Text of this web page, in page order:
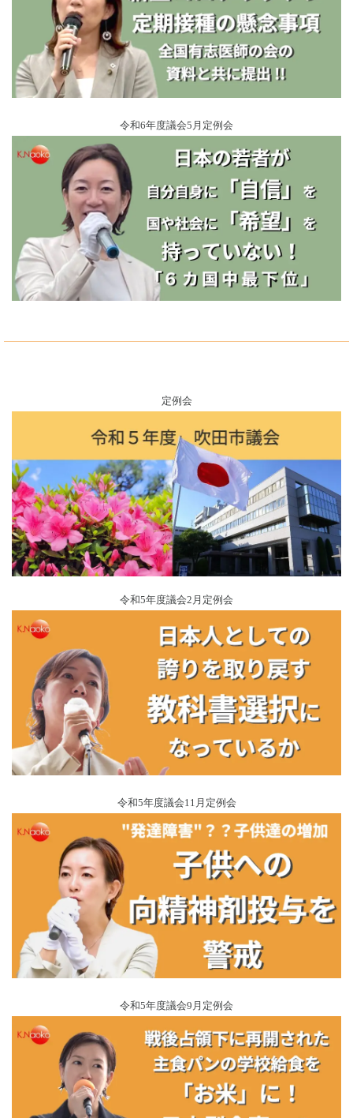
令和6年度議会5月定例会
定例会
令和5年度議会2月定例会
令和5年度議会11月定例会
令和5年度議会9月定例会